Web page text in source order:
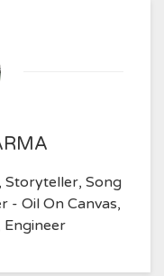
Storyteller, Song
- Oil On Canvas,